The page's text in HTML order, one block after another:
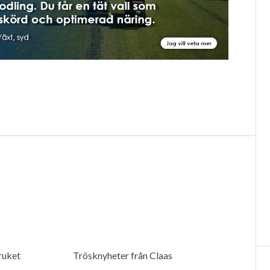
Trösknyheter från Claas